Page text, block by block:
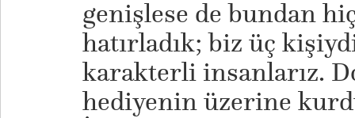
genişlese de bundan
hatırladık; biz üç
karakterli insanlarız.
hediyenin üzerine